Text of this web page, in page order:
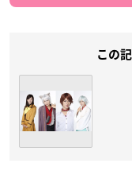
この